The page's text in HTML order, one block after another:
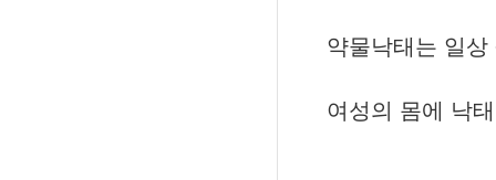
약물낙태는 일
여성의 몸에 낙